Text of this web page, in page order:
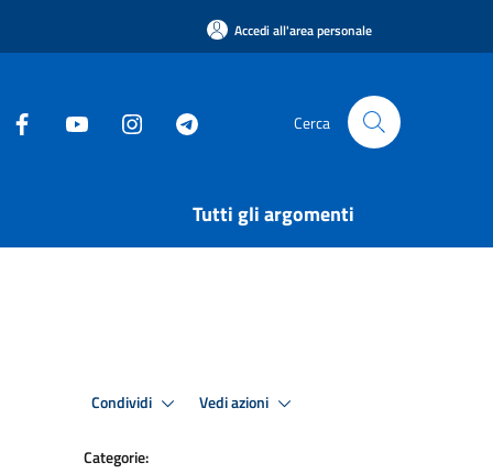
Accedi all'area personale
Cerca
Tutti gli argomenti
Condividi Vedi azioni
Categorie: